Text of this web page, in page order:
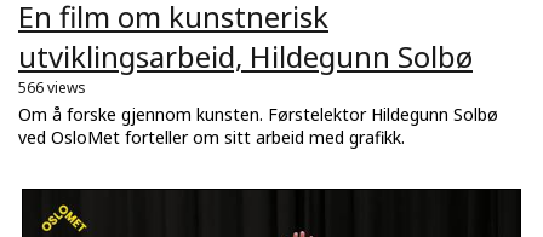
En film om kunstnerisk
utviklingsarbeid, Hildegunn Solbø
566 views
Om å forske gjennom kunsten. Førstelektor Hildegunn Solbø
ved OsloMet forteller om sitt arbeid med grafikk.